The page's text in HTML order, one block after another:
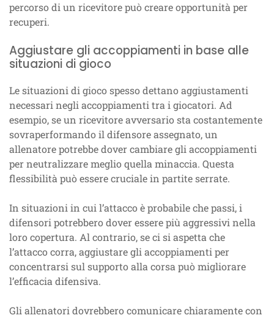
percorso di un ricevitore può creare opportunità per
recuperi.
Aggiustare gli accoppiamenti in base alle
situazioni di gioco
Le situazioni di gioco spesso dettano aggiustamenti
necessari negli accoppiamenti tra i giocatori. Ad
esempio, se un ricevitore avversario sta costantemente
sovraperformando il difensore assegnato, un
allenatore potrebbe dover cambiare gli accoppiamenti
per neutralizzare meglio quella minaccia. Questa
flessibilità può essere cruciale in partite serrate.
In situazioni in cui l’attacco è probabile che passi, i
difensori potrebbero dover essere più aggressivi nella
loro copertura. Al contrario, se ci si aspetta che
l’attacco corra, aggiustare gli accoppiamenti per
concentrarsi sul supporto alla corsa può migliorare
l’efficacia difensiva.
Gli allenatori dovrebbero comunicare chiaramente con